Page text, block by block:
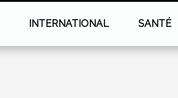
INTERNATIONAL SANTÉ